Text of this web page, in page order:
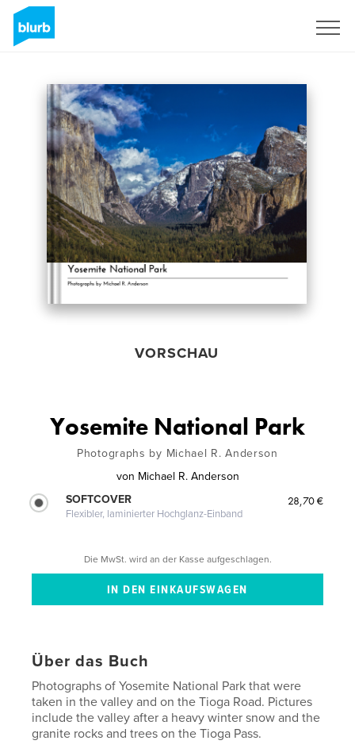
VORSCHAU
Yosemite National Park
Photographs by Michael R. Anderson
von Michael R. Anderson
SOFTCOVER
Flexibler, laminierter Hochglanz-Einband
28,70 €
Die MwSt. wird an der Kasse aufgeschlagen.
Über das Buch
Photographs of Yosemite National Park that were
taken in the valley and on the Tioga Road. Pictures
include the valley after a heavy winter snow and the
granite rocks and trees on the Tioga Pass.